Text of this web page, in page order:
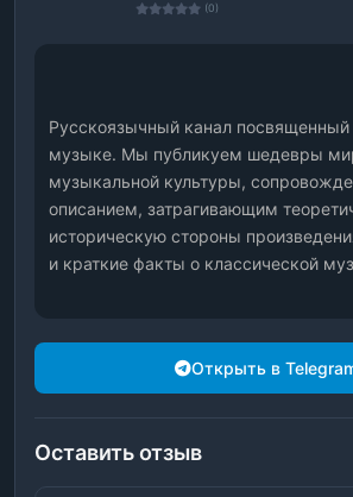
(0)
Русскоязычный канал посвященный
музыке. Мы публикуем шедевры
музыкальной культуры,
описанием, затрагивающим
историческую стороны
и краткие факты о классической
Открыть в
Оставить отзыв